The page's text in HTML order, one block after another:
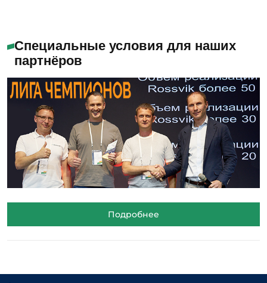
Специальные условия для наших
партнёров
Подробнее